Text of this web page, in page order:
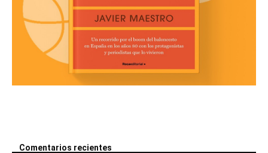
Comentarios recientes